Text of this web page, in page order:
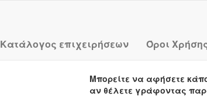
Κατάλογος επιχειρήσεων Όροι
Μπορείτε να αφήσετε
αν θέλετε γράφοντας